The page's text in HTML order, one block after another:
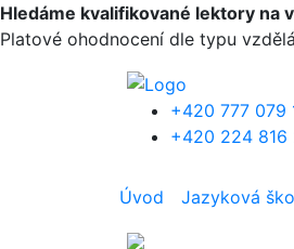
Přejít k hlavnímu obsahu
Hledáme kvalifikované lektory na
Platové ohodnocení dle typu
+420 777 079
+420 224 816
Úvod Jazyková